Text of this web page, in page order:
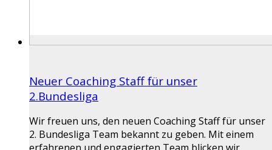
Neuer Coaching Staff für unser
2.Bundesliga
Wir freuen uns, den neuen Coaching Staff für unser
2. Bundesliga Team bekannt zu geben. Mit einem